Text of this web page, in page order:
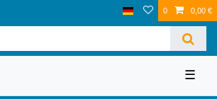
0 0,00 €
☰